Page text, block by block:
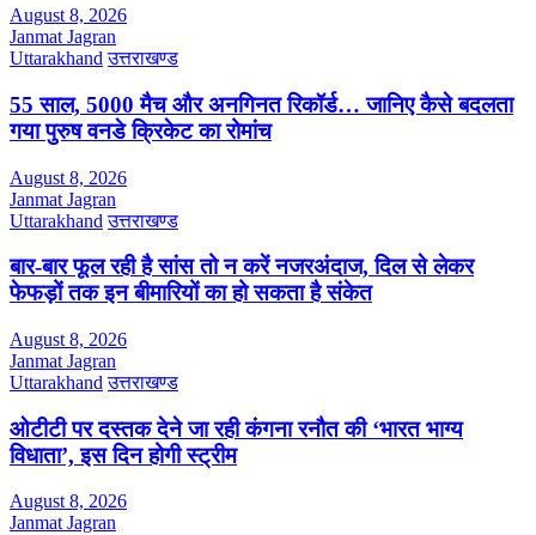
August 8, 2026
Janmat Jagran
Uttarakhand उत्तराखण्ड
55 साल, 5000 मैच और अनगिनत रिकॉर्ड… जानिए कैसे बदलता
गया पुरुष वनडे क्रिकेट का रोमांच
August 8, 2026
Janmat Jagran
Uttarakhand उत्तराखण्ड
बार-बार फूल रही है सांस तो न करें नजरअंदाज, दिल से लेकर
फेफड़ों तक इन बीमारियों का हो सकता है संकेत
August 8, 2026
Janmat Jagran
Uttarakhand उत्तराखण्ड
ओटीटी पर दस्तक देने जा रही कंगना रनौत की ‘भारत भाग्य
विधाता’, इस दिन होगी स्ट्रीम
August 8, 2026
Janmat Jagran